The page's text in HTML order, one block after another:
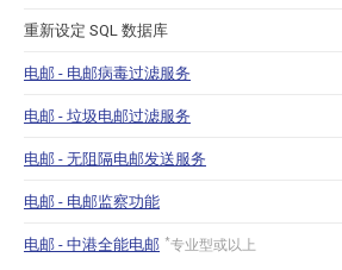
重新设定 SQL 数据库
电邮 - 电邮病毒过滤服务
电邮 - 垃圾电邮过滤服务
电邮 - 无阻隔电邮发送服务
电邮 - 电邮监察功能
电邮 - 中港全能电邮 *专业型或以上